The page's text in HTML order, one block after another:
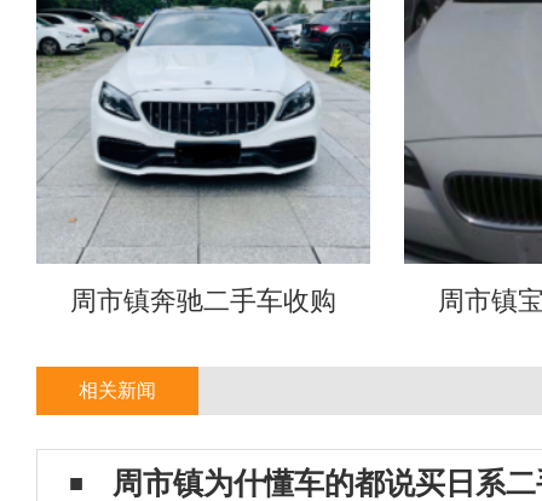
周市镇奔驰二手车收购 周市镇
相关新闻
周市镇为什懂车的都说买日系